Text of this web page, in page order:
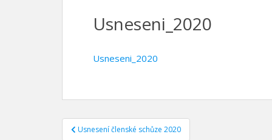
Usneseni_2020
Usneseni_2020
Navigace
Usnesení členské schůze 2020